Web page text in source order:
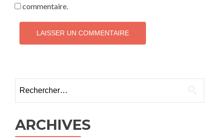
commentaire.
ARCHIVES